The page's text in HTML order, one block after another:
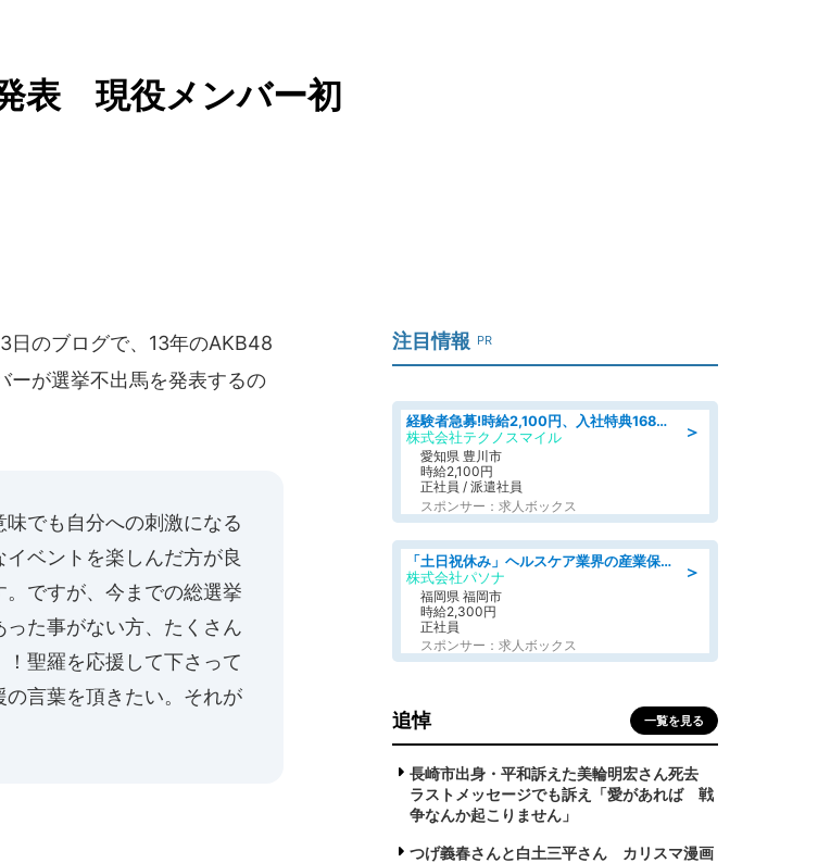
表 現役メンバー初
のブログで、13年のAKB48
ーが選挙不出馬を発表するの
味でも自分への刺激になる
ベントを楽しんだ方が良
ですが、今までの総選挙
た事がない方、たくさん
聖羅を応援して下さって
言葉を頂きたい。それが
注目情報 PR
＞
経験者急募!時給2,100円、入社特典168万円の自動車製造業務/トヨタ自動車/tutumi
株式会社テクノスマイル
愛知県 豊川市
時給2,100円
正社員 / 派遣社員
スポンサー：求人ボックス
＞
「土日祝休み」ヘルスケア業界の産業保健師/高時給/未経験OK/要資格:保健師、正看護師
株式会社パソナ
福岡県 福岡市
時給2,300円
正社員
スポンサー：求人ボックス
追悼 一覧を見る
長崎市出身・平和訴えた美輪明宏さん死去
ラストメッセージでも訴え「愛があれば 戦
争なんか起こりません」
つげ義春さんと白土三平さん カリスマ漫画